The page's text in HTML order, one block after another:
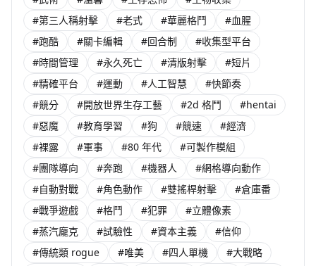
#第三人稱射擊
#老式 #華麗格鬥
#血腥
#跑酷
#關卡編輯 #回合制
#收集型平台
#時間管理
#永久死亡 #清版射擊
#短片
#精確平台
#運動 #人工智慧
#快節奏
#競分
#開放世界生存工藝 #2d 格鬥
#hentai
#惡魔
#教育學習 #狗 #競速
#經濟
#裸露
#軍事 #80 年代
#可製作模組
#團隊導向
#奔跑 #機器人
#網格導向動作
#自動對戰
#角色動作 #雙搖桿射擊
#倉庫番
#戰爭遊戲
#格鬥 #犯罪
#立體像素
#蒸汽龐克
#試驗性 #資本主義
#信仰
#傳統類 rogue
#唯美 #四人單機
#大戰略